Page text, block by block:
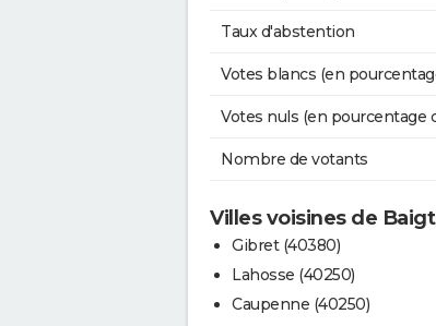
Taux d'abstention
Votes blancs (en
Votes nuls (en pourcentage
Nombre de votants
Villes voisines de
Gibret (40380)
Lahosse (40250)
Caupenne (40250)